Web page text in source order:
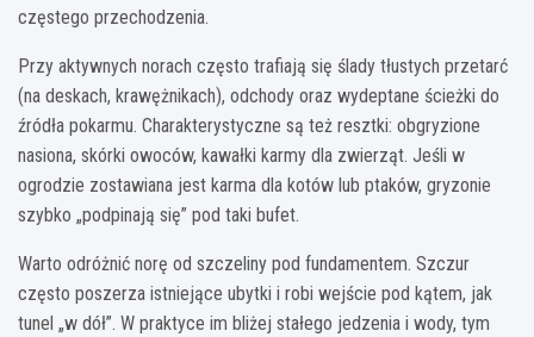
częstego przechodzenia.
Przy aktywnych norach często trafiają się ślady tłustych przetarć
(na deskach, krawężnikach), odchody oraz wydeptane ścieżki do
źródła pokarmu. Charakterystyczne są też resztki: obgryzione
nasiona, skórki owoców, kawałki karmy dla zwierząt. Jeśli w
ogrodzie zostawiana jest karma dla kotów lub ptaków, gryzonie
szybko „podpinają się” pod taki bufet.
Warto odróżnić norę od szczeliny pod fundamentem. Szczur
często poszerza istniejące ubytki i robi wejście pod kątem, jak
tunel „w dół”. W praktyce im bliżej stałego jedzenia i wody, tym